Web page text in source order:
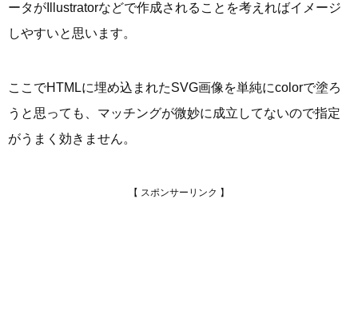
ータがIllustratorなどで作成されることを考えればイメージ
しやすいと思います。
ここでHTMLに埋め込まれたSVG画像を単純にcolorで塗ろ
うと思っても、マッチングが微妙に成立してないので指定
がうまく効きません。